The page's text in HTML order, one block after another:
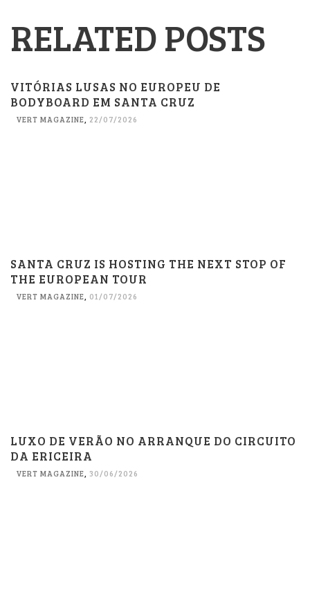
RELATED POSTS
VITÓRIAS LUSAS NO EUROPEU DE
BODYBOARD EM SANTA CRUZ
VERT MAGAZINE 22/07/2026
SANTA CRUZ IS HOSTING THE NEXT STOP OF
THE EUROPEAN TOUR
VERT MAGAZINE, 01/07/2026
LUXO DE VERÃO NO ARRANQUE DO CIRCUITO
DA ERICEIRA
VERT MAGAZINE, 30/06/2026